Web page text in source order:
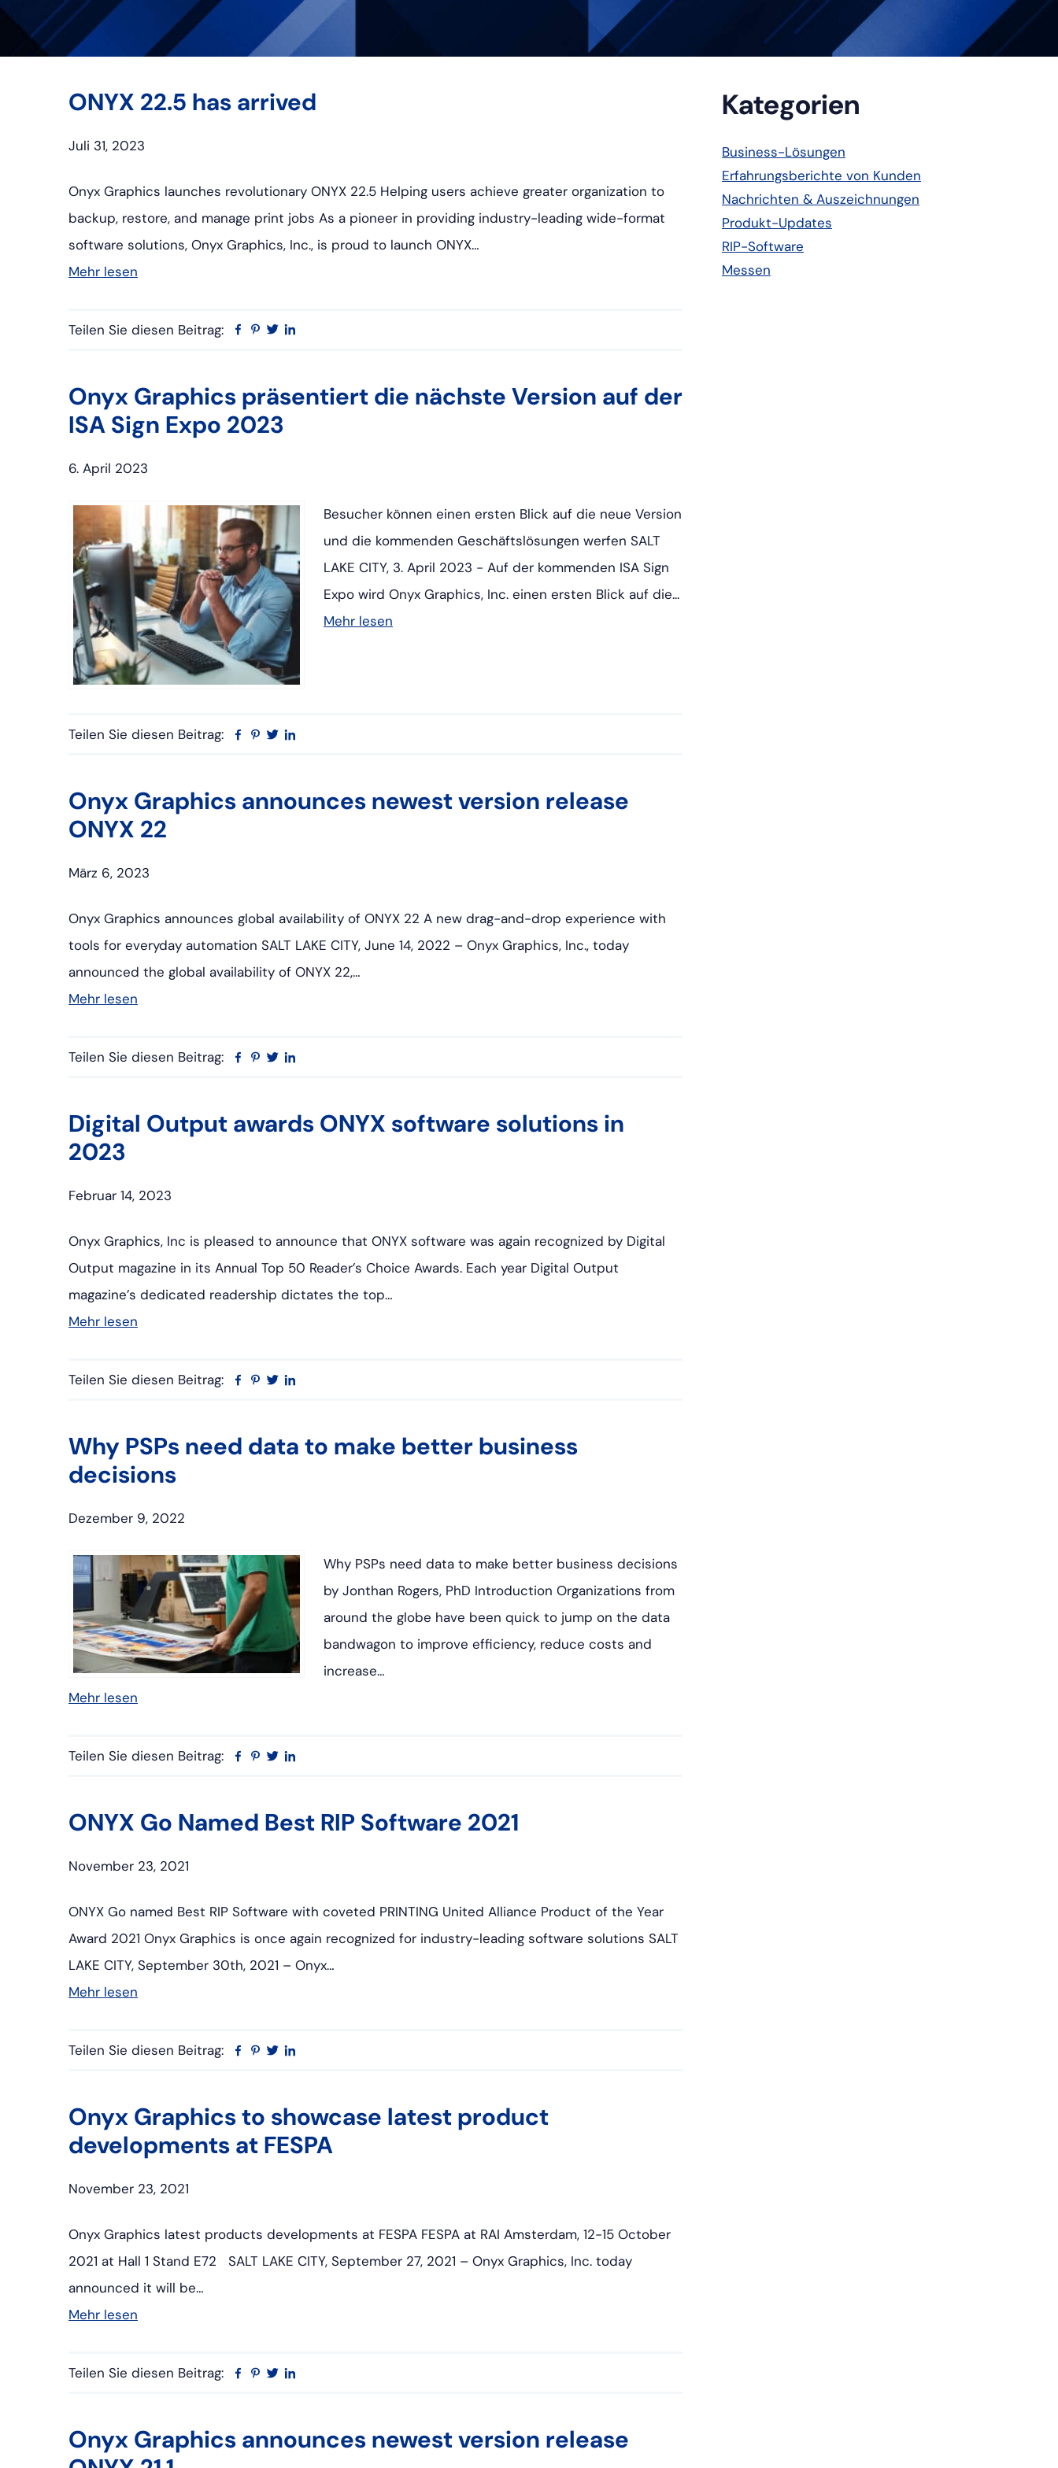
ONYX 22.5 has arrived
Juli 31, 2023
Onyx Graphics launches revolutionary ONYX 22.5 Helping users achieve greater organization to
backup, restore, and manage print jobs As a pioneer in providing industry-leading wide-format
software solutions, Onyx Graphics, Inc., is proud to launch ONYX…
Mehr lesen
Teilen Sie diesen Beitrag: Facebook
Pinterest
Twitter
Onyx Graphics präsentiert die nächste Version auf der
ISA Sign Expo 2023
6. April 2023
Besucher können einen ersten Blick auf die neue Version
und die kommenden Geschäftslösungen werfen SALT
LAKE CITY, 3. April 2023 - Auf der kommenden ISA Sign
Expo wird Onyx Graphics, Inc. einen ersten Blick auf die...
Mehr lesen
Teilen Sie diesen Beitrag: Facebook
Pinterest
Twitter
Onyx Graphics announces newest version release
ONYX 22
März 6, 2023
Onyx Graphics announces global availability of ONYX 22 A new drag-and-drop experience with
tools for everyday automation SALT LAKE CITY, June 14, 2022 – Onyx Graphics, Inc., today
announced the global availability of ONYX 22,…
Mehr lesen
Teilen Sie diesen Beitrag: Facebook
Pinterest
Twitter
Digital Output awards ONYX software solutions in
2023
Februar 14, 2023
Onyx Graphics, Inc is pleased to announce that ONYX software was again recognized by Digital
Output magazine in its Annual Top 50 Reader’s Choice Awards. Each year Digital Output
magazine’s dedicated readership dictates the top…
Mehr lesen
Teilen Sie diesen Beitrag: Facebook
Pinterest
Twitter
Why PSPs need data to make better business
decisions
Dezember 9, 2022
Why PSPs need data to make better business decisions
by Jonthan Rogers, PhD Introduction Organizations from
around the globe have been quick to jump on the data
bandwagon to improve efficiency, reduce costs and
increase…
Mehr lesen
Teilen Sie diesen Beitrag: Facebook
Pinterest
Twitter
ONYX Go Named Best RIP Software 2021
November 23, 2021
ONYX Go named Best RIP Software with coveted PRINTING United Alliance Product of the Year
Award 2021 Onyx Graphics is once again recognized for industry-leading software solutions SALT
LAKE CITY, September 30th, 2021 – Onyx…
Mehr lesen
Teilen Sie diesen Beitrag: Facebook
Pinterest
Twitter
Onyx Graphics to showcase latest product
developments at FESPA
November 23, 2021
Onyx Graphics latest products developments at FESPA FESPA at RAI Amsterdam, 12-15 October
2021 at Hall 1 Stand E72 SALT LAKE CITY, September 27, 2021 – Onyx Graphics, Inc. today
announced it will be…
Mehr lesen
Teilen Sie diesen Beitrag: Facebook
Pinterest
Twitter
Onyx Graphics announces newest version release
Primäre
Seitenleiste
Kategorien
Business-Lösungen
Erfahrungsberichte von Kunden
Nachrichten & Auszeichnungen
Produkt-Updates
RIP-Software
Messen